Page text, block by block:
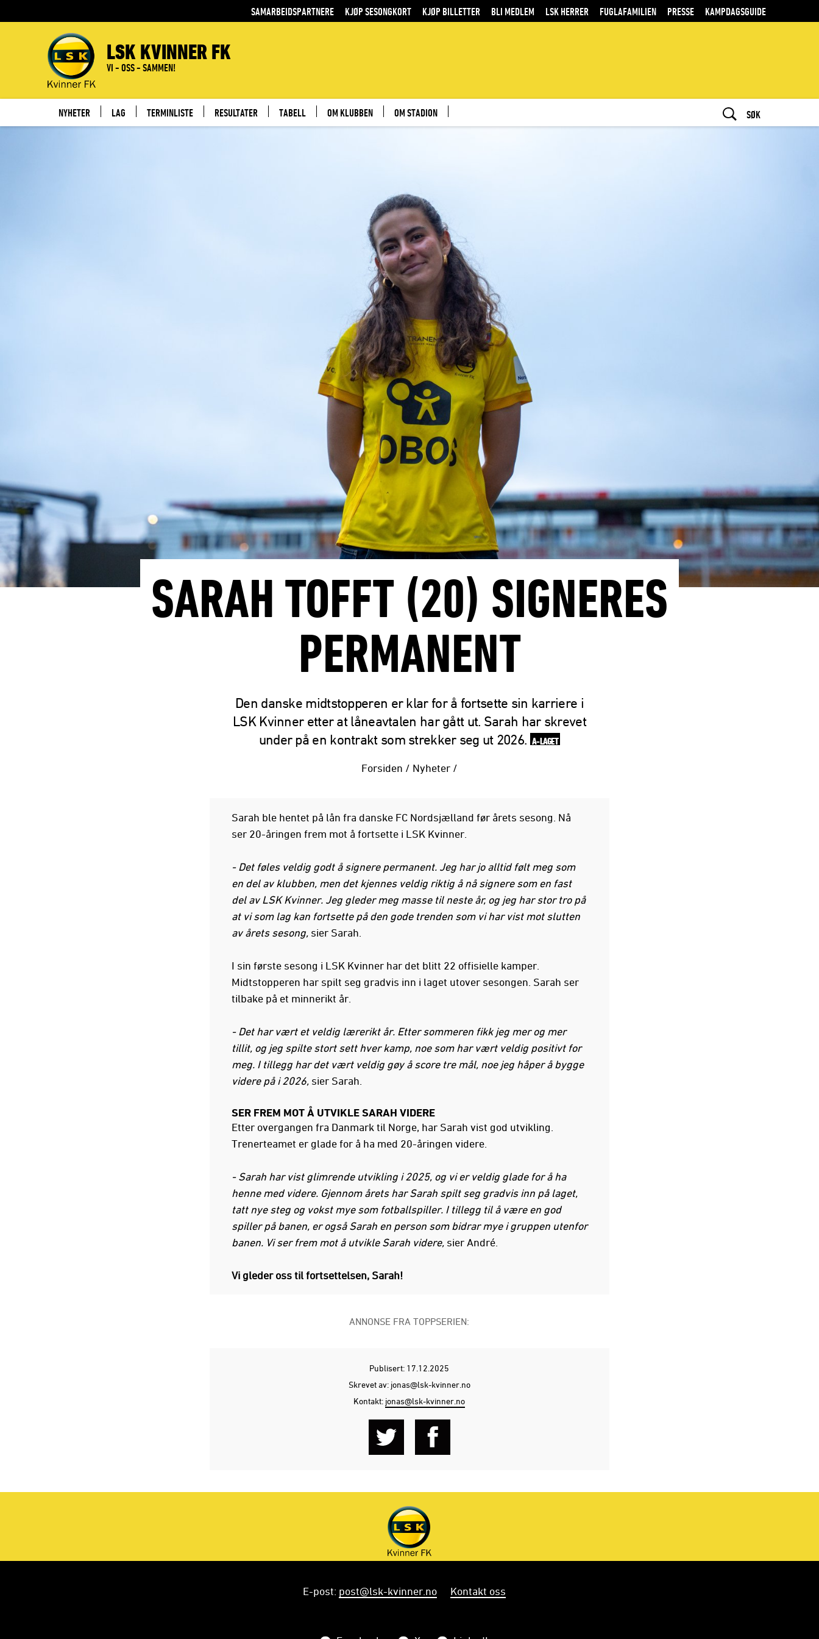
SAMARBEIDSPARTNERE KJØP SESONGKORT KJØP BILLETTER BLI MEDLEM LSK HERRER FUGLAFAMILIEN PRESSE KAMPDAGSGUIDE
LSK KVINNER FK
VI - OSS - SAMMEN!
NYHETER LAG TERMINLISTE RESULTATER TABELL OM KLUBBEN OM STADION SØK
SARAH TOFFT (20) SIGNERES
PERMANENT
Den danske midtstopperen er klar for å fortsette sin karriere i
LSK Kvinner etter at låneavtalen har gått ut. Sarah har skrevet
under på en kontrakt som strekker seg ut 2026. A-LAGET
Forsiden / Nyheter /
Sarah ble hentet på lån fra danske FC Nordsjælland før årets sesong. Nå
ser 20-åringen frem mot å fortsette i LSK Kvinner.
- Det føles veldig godt å signere permanent. Jeg har jo alltid følt meg som
en del av klubben, men det kjennes veldig riktig å nå signere som en fast
del av LSK Kvinner. Jeg gleder meg masse til neste år, og jeg har stor tro på
at vi som lag kan fortsette på den gode trenden som vi har vist mot slutten
av årets sesong, sier Sarah.
I sin første sesong i LSK Kvinner har det blitt 22 offisielle kamper.
Midtstopperen har spilt seg gradvis inn i laget utover sesongen. Sarah ser
tilbake på et minnerikt år.
- Det har vært et veldig lærerikt år. Etter sommeren fikk jeg mer og mer
tillit, og jeg spilte stort sett hver kamp, noe som har vært veldig positivt for
meg. I tillegg har det vært veldig gøy å score tre mål, noe jeg håper å bygge
videre på i 2026,sier Sarah.
SER FREM MOT Å UTVIKLE SARAH VIDERE
Etter overgangen fra Danmark til Norge, har Sarah vist god utvikling.
Trenerteamet er glade for å ha med 20-åringen videre.
- Sarah har vist glimrende utvikling i 2025, og vi er veldig glade for å ha
henne med videre. Gjennom årets har Sarah spilt seg gradvis inn på laget,
tatt nye steg og vokst mye som fotballspiller. I tillegg til å være en god
spiller på banen, er også Sarah en person som bidrar mye i gruppen utenfor
banen. Vi ser frem mot å utvikle Sarah videre,sier André.
Vi gleder oss til fortsettelsen, Sarah!
ANNONSE FRA TOPPSERIEN:
Publisert: 17.12.2025
Skrevet av: jonas@lsk-kvinner.no
Kontakt: jonas@lsk-kvinner.no
E-post: post@lsk-kvinner.no Kontakt oss